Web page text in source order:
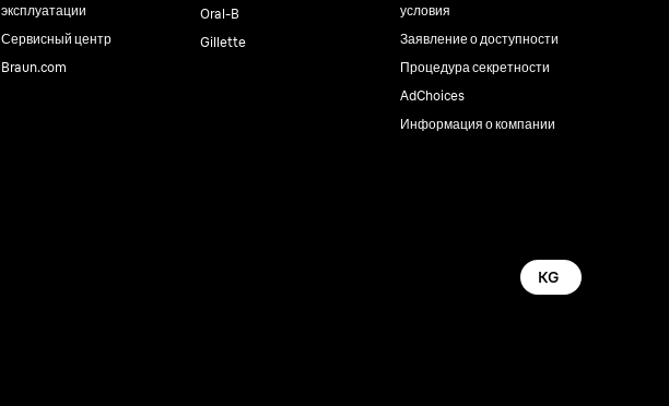
эксплуатации
Сервисный центр
Braun.com
Oral-B
Gillette
условия
Заявление о доступности
Процедура секретности
AdChoices
Информация о компании
KG